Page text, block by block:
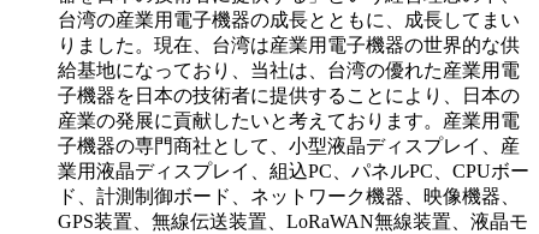
台湾の産業用電子機器の成長とともに、成長してまい
りました。現在、台湾は産業用電子機器の世界的な供
給基地になっており、当社は、台湾の優れた産業用電
子機器を日本の技術者に提供することにより、日本の
産業の発展に貢献したいと考えております。産業用電
子機器の専門商社として、小型液晶ディスプレイ、産
業用液晶ディスプレイ、組込PC、パネルPC、CPUボー
ド、計測制御ボード、ネットワーク機器、映像機器、
GPS装置、無線伝送装置、LoRaWAN無線装置、液晶モ